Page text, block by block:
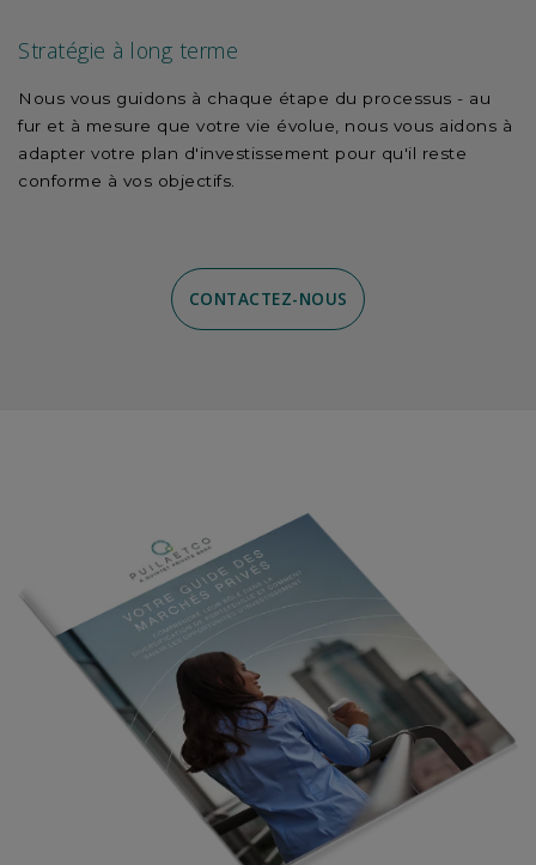
Stratégie à long terme
Nous vous guidons à chaque étape du processus - au
fur et à mesure que votre vie évolue, nous vous aidons à
adapter votre plan d'investissement pour qu'il reste
conforme à vos objectifs.
CONTACTEZ-NOUS